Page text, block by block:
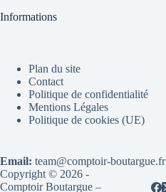
Informations
Plan du site
Contact
Politique de confidentialité
Mentions Légales
Politique de cookies (UE)
Email: team@comptoir-boutargue.fr
Copyright © 2026 -
Comptoir Boutargue –